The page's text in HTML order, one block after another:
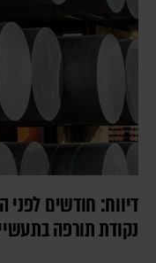
דיווח: חודשים לפני
נקודת תורפה